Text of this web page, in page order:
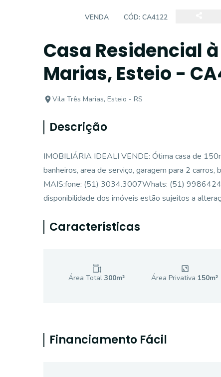
VENDA CÓD: CA4122
Casa Residencial
Marias, Esteio -
Vila Três Marias, Esteio - RS
Descrição
IMOBILIÁRIA IDEALI VENDE: Ótima casa de
banheiros, area de serviço, garagem para 2
MAIS:fone: (51) 3034.3007Whats: (51)
disponibilidade dos imóveis estão sujeitos a
Características
Área Total 300m² Área Privativa 150m²
Financiamento Fácil